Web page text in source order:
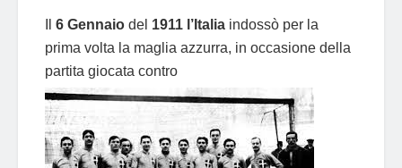
6 Gennaio del 1911 l’Italia indossò per la
prima volta la maglia azzurra, in occasione della
partita giocata contro